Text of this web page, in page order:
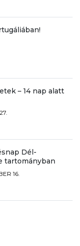
– 14 nap alatt
Dél-
tartományban
16.